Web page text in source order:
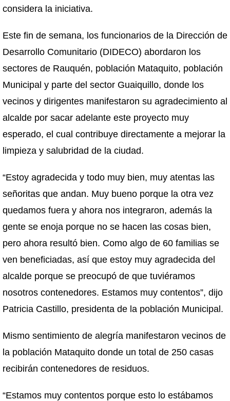
considera la iniciativa.
Este fin de semana, los funcionarios de la Dirección de
Desarrollo Comunitario (DIDECO) abordaron los
sectores de Rauquén, población Mataquito, población
Municipal y parte del sector Guaiquillo, donde los
vecinos y dirigentes manifestaron su agradecimiento al
alcalde por sacar adelante este proyecto muy
esperado, el cual contribuye directamente a mejorar la
limpieza y salubridad de la ciudad.
“Estoy agradecida y todo muy bien, muy atentas las
señoritas que andan. Muy bueno porque la otra vez
quedamos fuera y ahora nos integraron, además la
gente se enoja porque no se hacen las cosas bien,
pero ahora resultó bien. Como algo de 60 familias se
ven beneficiadas, así que estoy muy agradecida del
alcalde porque se preocupó de que tuviéramos
nosotros contenedores. Estamos muy contentos”, dijo
Patricia Castillo, presidenta de la población Municipal.
Mismo sentimiento de alegría manifestaron vecinos de
la población Mataquito donde un total de 250 casas
recibirán contenedores de residuos.
“Estamos muy contentos porque esto lo estábamos